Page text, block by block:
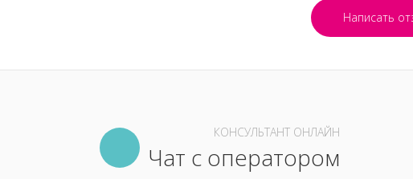
Написать
КОНСУЛЬТАНТ ОНЛАЙН
Чат с оператором